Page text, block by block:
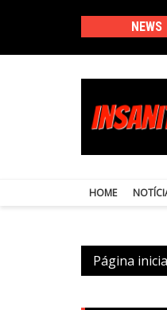
conteúdo
NEWS
HOME
Página